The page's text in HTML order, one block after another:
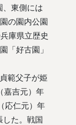
、東側には
の園内公園
庫県立歴史
「好古園」
範父子が姫
嘉吉元）年
応仁元）年
した。戦国